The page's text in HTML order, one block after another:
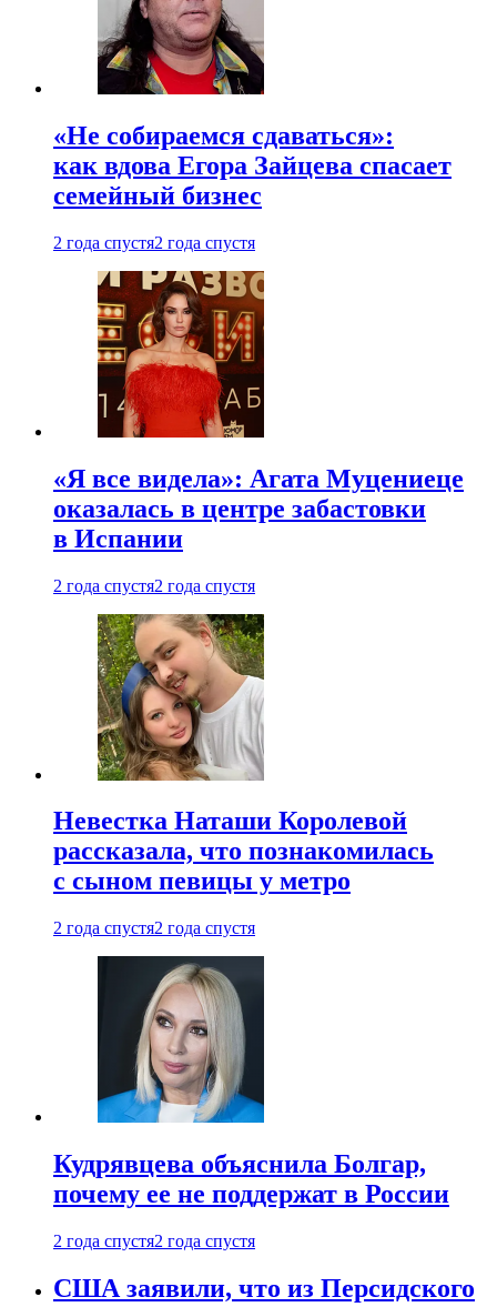
«Не собираемся сдаваться»:
как вдова Егора Зайцева спасает
семейный бизнес
2 года спустя2 года спустя
«Я все видела»: Агата Муцениеце
оказалась в центре забастовки
в Испании
2 года спустя2 года спустя
Невестка Наташи Королевой
рассказала, что познакомилась
с сыном певицы у метро
2 года спустя2 года спустя
Кудрявцева объяснила Болгар,
почему ее не поддержат в России
2 года спустя2 года спустя
США заявили, что из Персидского